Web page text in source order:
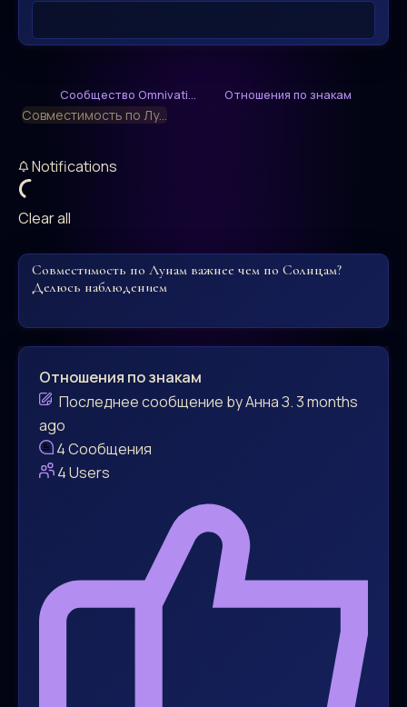
Сообщество Omnivati... Отношения по знакам
Совместимость по Лу...
Notifications
Clear all
Совместимость по Лунам важнее чем по Солнцам?
Делюсь наблюдением
Отношения по знакам
Последнее сообщение byАнна З.3 months
ago
4Сообщения
4Users